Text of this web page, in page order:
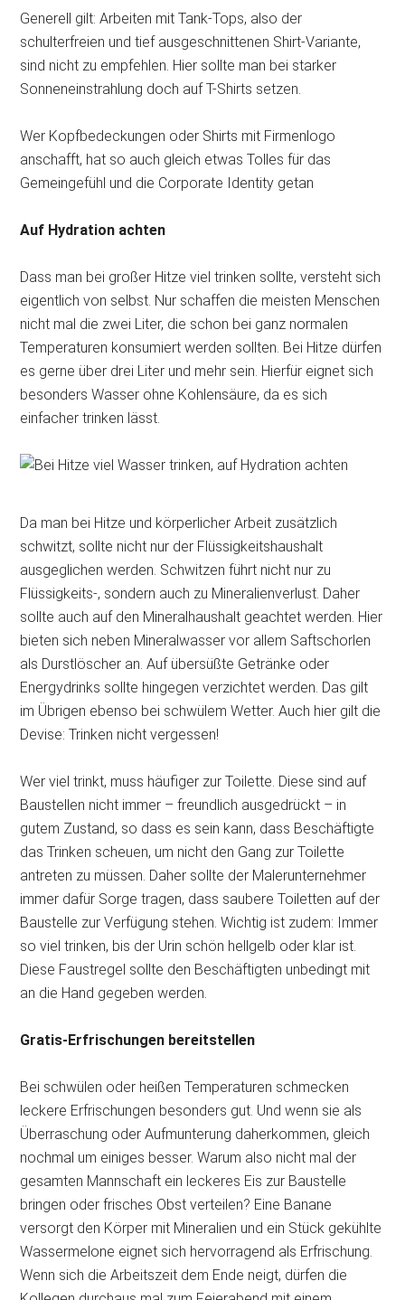
Generell gilt: Arbeiten mit Tank-Tops, also der
schulterfreien und tief ausgeschnittenen Shirt-Variante,
sind nicht zu empfehlen. Hier sollte man bei starker
Sonneneinstrahlung doch auf T-Shirts setzen.
Wer Kopfbedeckungen oder Shirts mit Firmenlogo
anschafft, hat so auch gleich etwas Tolles für das
Gemeingefühl und die Corporate Identity getan
Auf Hydration achten
Dass man bei großer Hitze viel trinken sollte, versteht sich
eigentlich von selbst. Nur schaffen die meisten Menschen
nicht mal die zwei Liter, die schon bei ganz normalen
Temperaturen konsumiert werden sollten. Bei Hitze dürfen
es gerne über drei Liter und mehr sein. Hierfür eignet sich
besonders Wasser ohne Kohlensäure, da es sich
einfacher trinken lässt.
Da man bei Hitze und körperlicher Arbeit zusätzlich
schwitzt, sollte nicht nur der Flüssigkeitshaushalt
ausgeglichen werden. Schwitzen führt nicht nur zu
Flüssigkeits-, sondern auch zu Mineralienverlust. Daher
sollte auch auf den Mineralhaushalt geachtet werden. Hier
bieten sich neben Mineralwasser vor allem Saftschorlen
als Durstlöscher an. Auf übersüßte Getränke oder
Energydrinks sollte hingegen verzichtet werden. Das gilt
im Übrigen ebenso bei schwülem Wetter. Auch hier gilt die
Devise: Trinken nicht vergessen!
Wer viel trinkt, muss häufiger zur Toilette. Diese sind auf
Baustellen nicht immer – freundlich ausgedrückt – in
gutem Zustand, so dass es sein kann, dass Beschäftigte
das Trinken scheuen, um nicht den Gang zur Toilette
antreten zu müssen. Daher sollte der Malerunternehmer
immer dafür Sorge tragen, dass saubere Toiletten auf der
Baustelle zur Verfügung stehen. Wichtig ist zudem: Immer
so viel trinken, bis der Urin schön hellgelb oder klar ist.
Diese Faustregel sollte den Beschäftigten unbedingt mit
an die Hand gegeben werden.
Gratis-Erfrischungen bereitstellen
Bei schwülen oder heißen Temperaturen schmecken
leckere Erfrischungen besonders gut. Und wenn sie als
Überraschung oder Aufmunterung daherkommen, gleich
nochmal um einiges besser. Warum also nicht mal der
gesamten Mannschaft ein leckeres Eis zur Baustelle
bringen oder frisches Obst verteilen? Eine Banane
versorgt den Körper mit Mineralien und ein Stück gekühlte
Wassermelone eignet sich hervorragend als Erfrischung.
Wenn sich die Arbeitszeit dem Ende neigt, dürfen die